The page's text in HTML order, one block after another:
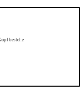
bestehe